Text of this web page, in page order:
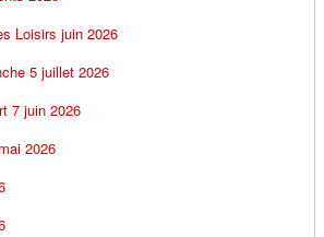
Loisirs juin 2026
5 juillet 2026
7 juin 2026
2026